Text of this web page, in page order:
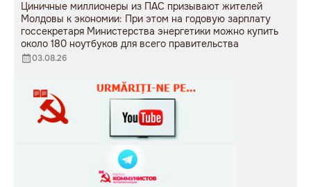
Циничные миллионеры из ПАС призывают жителей
Молдовы к экономии: При этом на годовую зарплату
госсекретаря Министерства энергетики можно купить
около 180 ноутбуков для всего правительства
03.08.26